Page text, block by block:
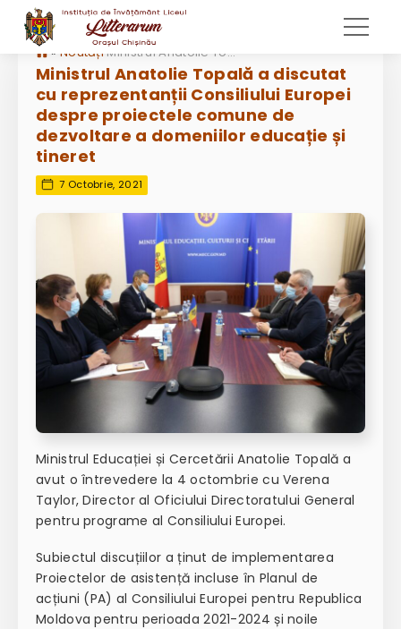
» Noutăți Ministrul Anatolie Topală a discutat cu reprezentanții Consiliului Europei despre proiectele comune de dezvoltare a domeniilor educație și tineret
Ministrul Anatolie Topală a discutat
cu reprezentanții Consiliului Europei
despre proiectele comune de
dezvoltare a domeniilor educație și
tineret
7 Octobrie, 2021
Ministrul Educației și Cercetării Anatolie Topală a
avut o întrevedere la 4 octombrie cu Verena
Taylor, Director al Oficiului Directoratului General
pentru programe al Consiliului Europei.
Subiectul discuțiilor a ținut de implementarea
Proiectelor de asistență incluse în Planul de
acțiuni (PA) al Consiliului Europei pentru Republica
Moldova pentru perioada 2021-2024 și noile